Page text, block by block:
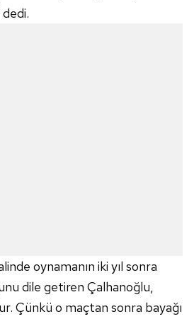
oynamanın iki yıl sonra
dile getiren Çalhanoğlu,
Çünkü o maçtan sonra bayağı